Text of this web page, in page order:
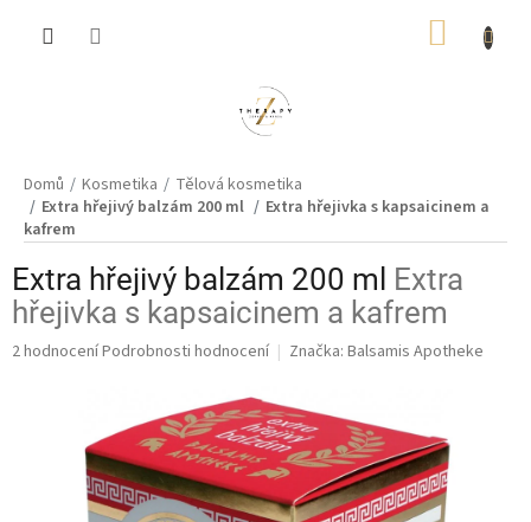
Domů Kosmetika
Tělová kosmetika
Extra hřejivý balzám 200 ml
Extra hřejivka s kapsaicinem a
kafrem
Extra hřejivý balzám 200 ml Extra
hřejivka s kapsaicinem a kafrem
Průměrné
hvězdiček.
2 hodnoceníPodrobnosti hodnocení Značka: Balsamis Apotheke